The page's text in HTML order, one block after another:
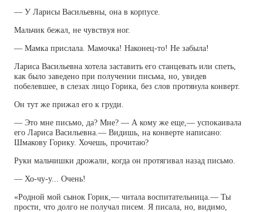
— У Ларисы Васильевны, она в корпусе.
Мальчик бежал, не чувствуя ног.
— Мамка прислала. Мамочка! Наконец-то! Не забыла!
Лариса Васильевна хотела заставить его станцевать или спеть,
как было заведено при получении письма, но, увидев
побелевшее, в слезах лицо Горика, без слов протянула конверт.
Он тут же прижал его к груди.
— Это мне письмо, да? Мне? — А кому же еще,— успокаивала
его Лариса Васильевна.— Видишь, на конверте написано:
Шмакову Горику. Хочешь, прочитаю?
Руки мальчишки дрожали, когда он протягивал назад письмо.
— Хо-чу-у... Очень!
«Родной мой сынок Горик,— читала воспитательница.— Ты
прости, что долго не получал писем. Я писала, но, видимо,